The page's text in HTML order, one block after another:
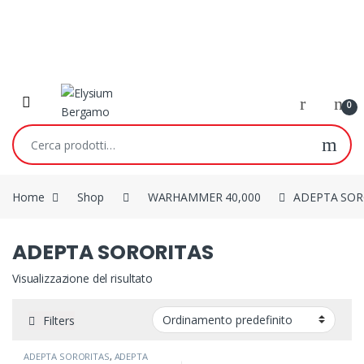
Skip to navigation
Skip to content
0
Cerca:
Home Shop WARHAMMER 40,000 ADEPTA
ADEPTA SORORITAS
Visualizzazione del risultato
Filters
ADEPTA SORORITAS, ADEPTA